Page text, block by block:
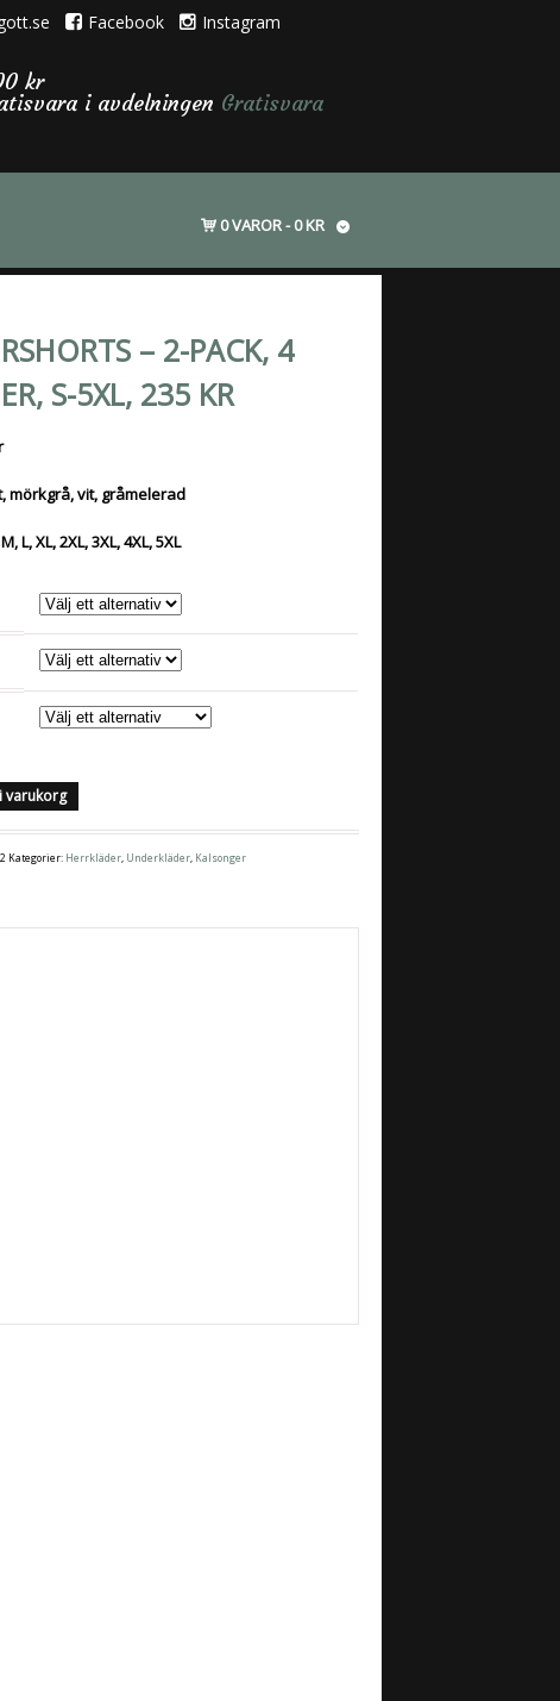
Facebook Instagram
kr
i avdelningen Gratisvara
0 VAROR 0 KR
– 2-PACK, 4
S-5XL, 235 KR
mörkgrå, vit, gråmelerad
L, XL, 2XL, 3XL, 4XL, 5XL
varukorg
Kategorier: Herrkläder, Underkläder, Kalsonger